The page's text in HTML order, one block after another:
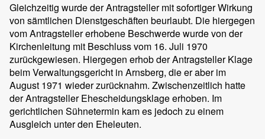
Gleichzeitig wurde der Antragsteller mit sofortiger Wirkung
von sämtlichen Dienstgeschäften beurlaubt. Die hiergegen
vom Antragsteller erhobene Beschwerde wurde von der
Kirchenleitung mit Beschluss vom 16. Juli 1970
zurückgewiesen. Hiergegen erhob der Antragsteller Klage
beim Verwaltungsgericht in Arnsberg, die er aber im
August 1971 wieder zurücknahm. Zwischenzeitlich hatte
der Antragsteller Ehescheidungsklage erhoben. Im
gerichtlichen Sühnetermin kam es jedoch zu einem
Ausgleich unter den Eheleuten.